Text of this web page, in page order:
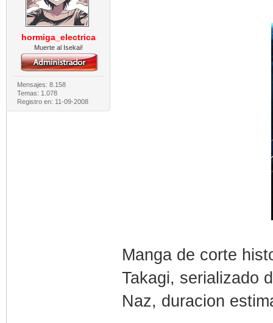
hormiga_electrica
Muerte al Isekai!
Mensajes: 8.158
Temas: 1.078
Registro en: 11-09-2008
Manga de corte
Takagi, serializado
Naz, duracion